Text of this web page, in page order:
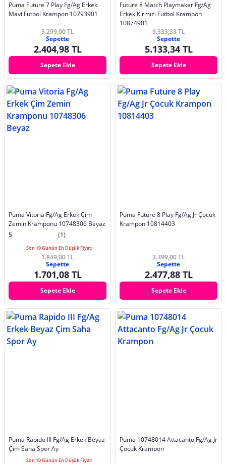
Puma Future 7 Play Fg/Ag Erkek
Mavi Futbol Krampon 10793901
3.299,00 TL
Sepette
2.404,98 TL
Sepete Ekle
Future 8 Match Playmaker Fg/Ag
Erkek Kırmızı Futbol Krampon
10874901
9.333,33 TL
Sepette
5.133,34 TL
Sepete Ekle
Puma Vitoria Fg/Ag Erkek Çim
Zemin Kramponu 10748306 Beyaz
5
(1)
Son 10 Günün En Düşük Fiyatı
1.849,00 TL
Sepette
1.701,08 TL
Sepete Ekle
Puma Future 8 Play Fg/Ag Jr Çocuk
Krampon 10814403
3.399,00 TL
Sepette
2.477,88 TL
Sepete Ekle
Puma Rapido III Fg/Ag Erkek Beyaz
Çim Saha Spor Ay
Son 10 Günün En Düşük Fiyatı
Puma 10748014 Attacanto Fg/Ag Jr
Çocuk Krampon